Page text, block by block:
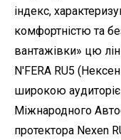
індекс,
комфортністю та
вантажівки» цю
N'FERA RU5
широкою
Міжнародного
протектора Nexen